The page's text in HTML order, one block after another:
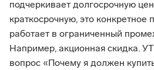
подчеркивает долгосрочную
краткосрочную, это конкретное
работает в ограниченный
Например, акционная скидка.
вопрос «Почему я должен